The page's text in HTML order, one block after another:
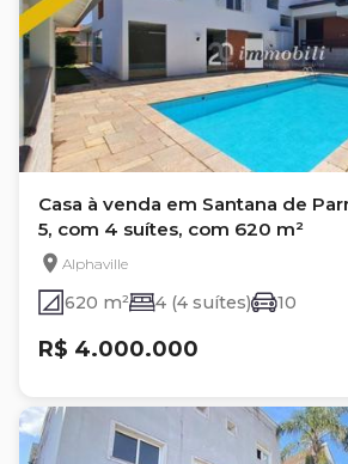
Casa à venda em Santana de
5, com 4 suítes, com 620 m²
Alphaville
620 m² 4 (4 suítes) 10
R$ 4.000.000